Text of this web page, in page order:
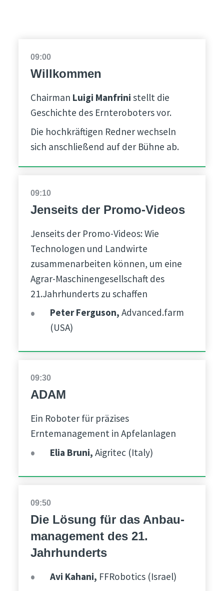
09:00
Willkommen
Chairman Luigi Manfrinistellt die
Geschichte des Ernteroboters vor.
Die hochkräftigen Redner wechseln
sich anschließend auf der Bühne ab.
09:10
Jenseits der Promo-Videos
Jenseits der Promo-Videos: Wie
Technologen und Landwirte
zusammenarbeiten können, um eine
Agrar-Maschinengesellschaft des
21.Jahrhunderts zu schaffen
Peter Ferguson, Advanced.farm
(USA)
09:30
ADAM
Ein Roboter für präzises
Erntemanagement in Apfelanlagen
Elia Bruni, Aigritec (Italy)
09:50
Die Lösung für das Anbau-
management des 21.
Jahrhunderts
Avi Kahani, FFRobotics (Israel)